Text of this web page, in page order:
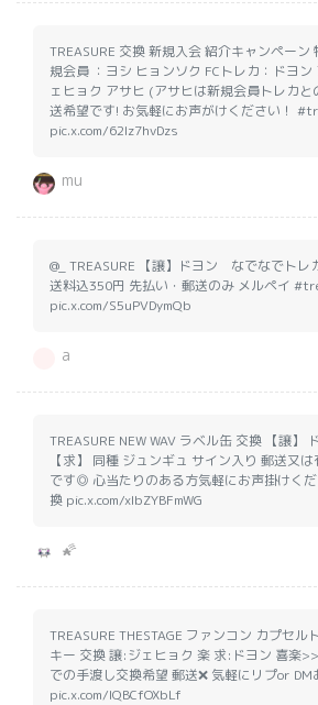
TREASURE 交換 新規入会 紹介キャンペーン
規会員 ：ヨシ ヒョンソク FCトレカ：ドヨ
ェヒョク アサヒ (アサヒは新規会員トレカ
送希望です! お気軽にお声がけください！
pic.x.com/62Iz7hvDzs
mu
@_ TREASURE 【譲】ドヨン なでなでトレ
送料込350円 先払い・郵送のみ メルペイ
pic.x.com/S5uPVDymQb
a
TREASURE NEW WAV ラベル缶 交換 【譲】
【求】 同種 ジュンギュ サイン入り 郵送又
です◎ 心当たりのある方気軽にお声掛けく
換 pic.x.com/xIbZYBFmWG
🌠
TREASURE THESTAGE ファンコン カプセル
キー 交換 譲:ジェヒョク 楽 求:ドヨン 喜楽
での手渡し交換希望 郵送❌ 気軽にリプor DM
pic.x.com/IQBCfOXbLf